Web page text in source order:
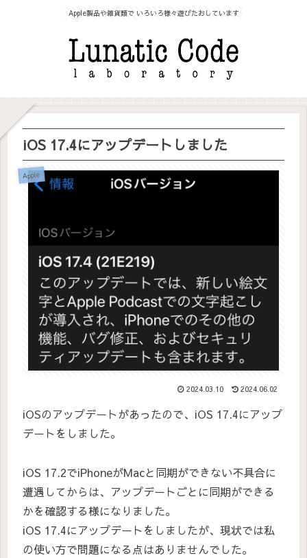
Apple製品や雑貨類で いろいろ様々遊びたおしています
iOS 17.4にアップデートしました
Apple
2024.03.10 2024.06.02
iOSのアップデートがあったので、iOS 17.4にアップ
デートをしました。
iOS 17.2でiPhoneがMacと同期ができない不具合に
遭遇してからは、アップデートごとに同期ができる
かを確認する様になりました。
iOS 17.4にアップデートをしましたが、現状では私
の使い方で問題になる点はありませんでした。